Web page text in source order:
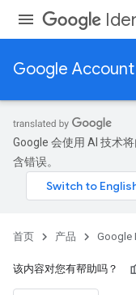
Google
Google 会使用 AI 技术
含错误。
首页 产品 Google
该内容对您有帮助吗？